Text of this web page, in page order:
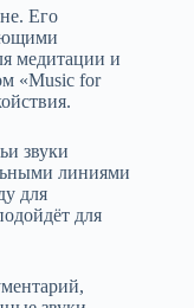
Его
медитации и
«Music for
звуки
линиями
для
для